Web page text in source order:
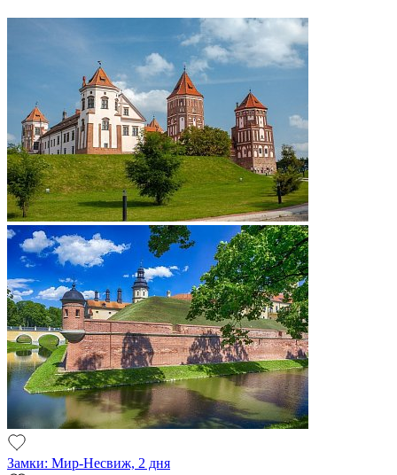
Замки: Мир-Несвиж, 2 дня